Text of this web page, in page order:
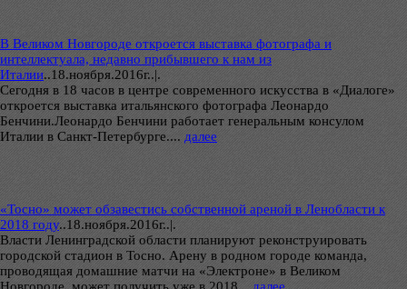
В Великом Новгороде откроется выставка фотографа и
интеллектуала, недавно прибывшего к нам из
Италии..18.ноября.2016г..|.
Сегодня в 18 часов в центре современного искусства в «Диалоге»
откроется выставка итальянского фотографа Леонардо
Бенчини.Леонардо Бенчини работает генеральным консулом
Италии в Санкт-Петербурге.... далее
«Тосно» может обзавестись собственной ареной в Ленобласти к
2018 году..18.ноября.2016г..|.
Власти Ленинградской области планируют реконструировать
городской стадион в Тосно. Арену в родном городе команда,
проводящая домашние матчи на «Электроне» в Великом